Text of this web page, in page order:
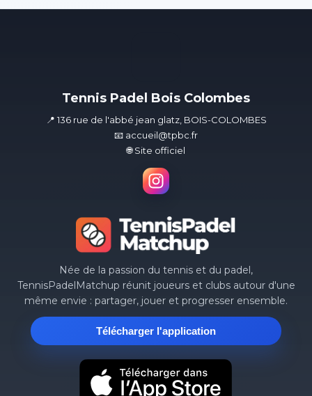
Tennis Padel Bois Colombes
📍 136 rue de l'abbé jean glatz, BOIS-COLOMBES
📧 accueil@tpbc.fr
🌐 Site officiel
Née de la passion du tennis et du padel,
TennisPadelMatchup réunit joueurs et clubs autour d'une
même envie : partager, jouer et progresser ensemble.
Télécharger l'application